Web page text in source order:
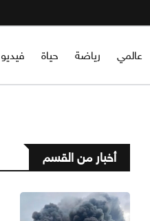
عالمي رياضة حياة فيديو
أخبار من القسم